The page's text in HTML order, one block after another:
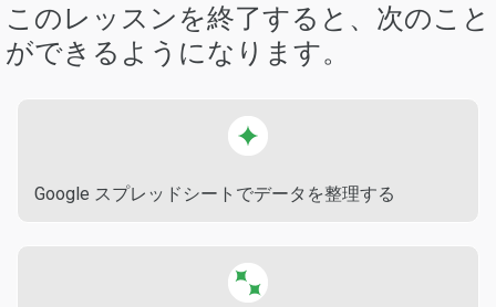
このレッスンを終了すると、次のこと
ができるようになります。
Google スプレッドシートでデータを整理する